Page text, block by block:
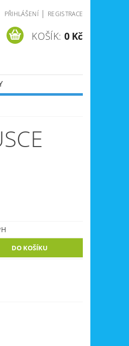
PŘIHLÁŠENÍ | REGISTRACE
KOŠÍK: 0 Kč